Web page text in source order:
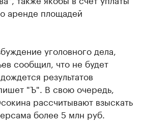
аренде площадей
уголовного дела,
сообщил, что не будет
результатов
"Ъ". В свою очередь,
рассчитывают взыскать
более 5 млн руб.